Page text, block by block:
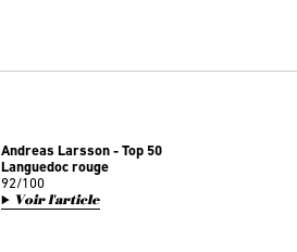
Andreas Larsson - Top 50
Languedoc rouge
92/100
Voir l'article